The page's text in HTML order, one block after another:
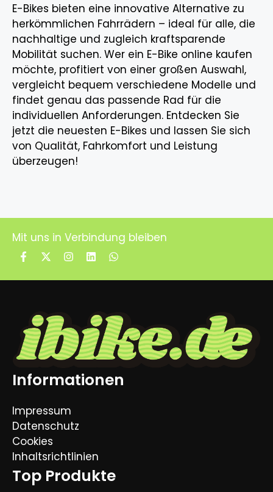
E-Bikes bieten eine innovative Alternative zu
herkömmlichen Fahrrädern – ideal für alle, die
nachhaltige und zugleich kraftsparende
Mobilität suchen. Wer ein E-Bike online kaufen
möchte, profitiert von einer großen Auswahl,
vergleicht bequem verschiedene Modelle und
findet genau das passende Rad für die
individuellen Anforderungen. Entdecken Sie
jetzt die neuesten E-Bikes und lassen Sie sich
von Qualität, Fahrkomfort und Leistung
überzeugen!
Mit uns in Verbindung bleiben
Informationen
Impressum
Datenschutz
Cookies
Inhaltsrichtlinien
Top Produkte
Produkt zum
Warenkorb
hinzugefügt.
0 Artikel -0,00€